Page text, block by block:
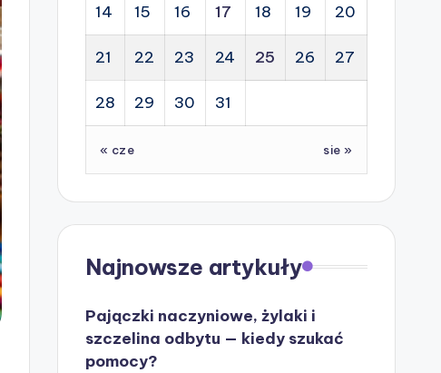
14 15 16 17 18 19 20
21 22 23 24 25 26 27
28 29 30 31
« cze sie »
Najnowsze artykuły
Pajączki naczyniowe, żylaki i
szczelina odbytu — kiedy szukać
pomocy?